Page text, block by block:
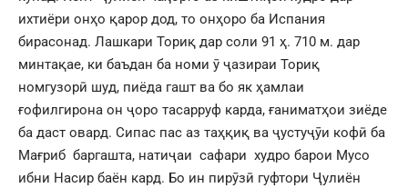
ихтиёри онҳо қарор дод, то онҳоро ба Испания
бирасонад. Лашкари Ториқ дар соли 91 ҳ. 710 м. дар
минтақае, ки баъдан ба номи ӯ ҷазираи Ториқ
номгузорӣ шуд, пиёда гашт ва бо як ҳамлаи
ғофилгирона он ҷоро тасарруф карда, ғаниматҳои зиёде
ба даст овард. Сипас пас аз таҳқиқ ва ҷустуҷӯи кофӣ ба
Мағриб баргашта, натиҷаи сафари худро барои Мусо
ибни Насир баён кард. Бо ин пирӯзӣ гуфтори Ҷулиён